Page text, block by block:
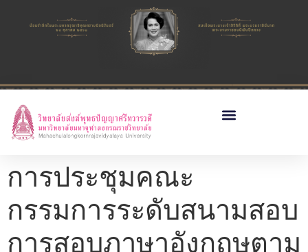
การประชุมคณะ
กรรมการระดับสนามสอบ
การสอบภาษาอังกฤษตาม